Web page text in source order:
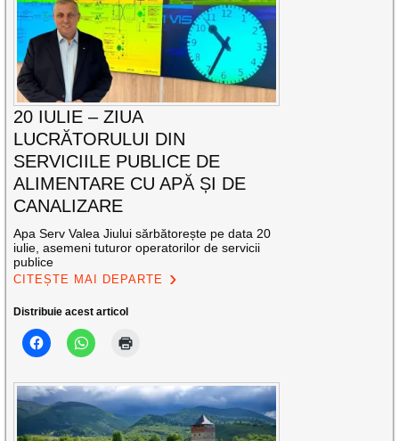
20 IULIE – ZIUA
LUCRĂTORULUI DIN
SERVICIILE PUBLICE DE
ALIMENTARE CU APĂ ȘI DE
CANALIZARE
Apa Serv Valea Jiului sărbătorește pe data 20
iulie, asemeni tuturor operatorilor de servicii
publice
CITEȘTE MAI DEPARTE
Distribuie acest articol